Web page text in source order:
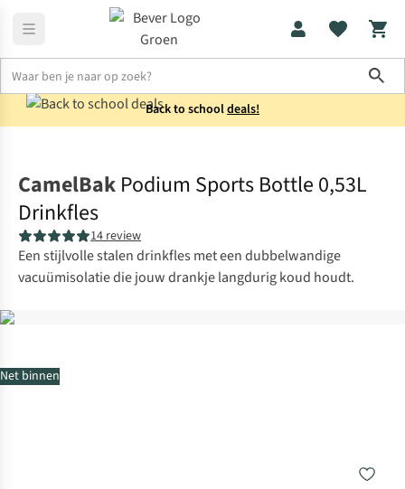
Back to schooldeals!
Net binnen
CamelBak Podium Sports Bottle 0,53L
Drinkfles
14 review
Een stijlvolle stalen drinkfles met een dubbelwandige
vacuümisolatie die jouw drankje langdurig koud houdt.